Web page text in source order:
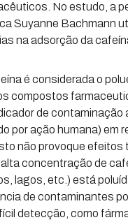
No estudo, a
Suyanne Bachmann
na adsorção da
é considerada o
compostos
de contaminação
por ação humana) em
não provoque efeitos
concentração de
lagos, etc.) está
de contaminantes
detecção, como